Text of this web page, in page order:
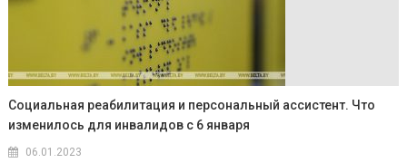
Социальная реабилитация и персональный ассистент. Что
изменилось для инвалидов с 6 января
06.01.2023